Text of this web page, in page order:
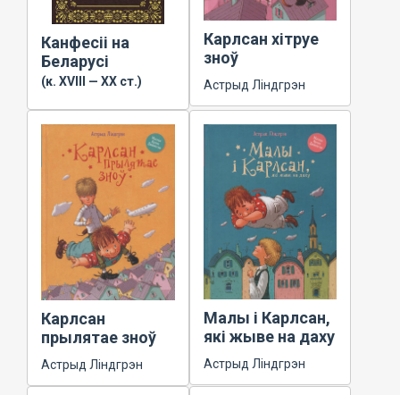
Канфесіі на
Беларусі
(к. XVIII — XX ст.)
Карлсан хітруе
зноў
Астрыд Ліндгрэн
Карлсан
прылятае зноў
Астрыд Ліндгрэн
Малы і Карлсан,
які жыве на даху
Астрыд Ліндгрэн